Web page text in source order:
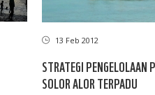
13 Feb 2012
STRATEGI PENGELOLAAN
SOLOR ALOR TERPADU